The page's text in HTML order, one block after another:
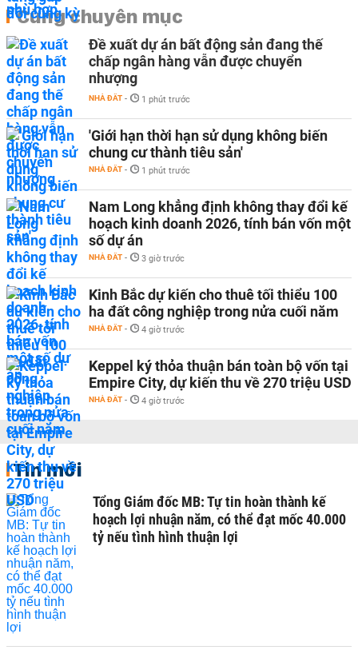
Cùng chuyên mục
Đề xuất dự án bất động sản đang thế
chấp ngân hàng vẫn được chuyển
nhượng
NHÀ ĐẤT - 1 phút trước
'Giới hạn thời hạn sử dụng không biến
chung cư thành tiêu sản'
NHÀ ĐẤT - 1 phút trước
Nam Long khẳng định không thay đổi kế
hoạch kinh doanh 2026, tính bán vốn một
số dự án
NHÀ ĐẤT - 3 giờ trước
Kinh Bắc dự kiến cho thuê tối thiểu 100
ha đất công nghiệp trong nửa cuối năm
NHÀ ĐẤT - 4 giờ trước
Keppel ký thỏa thuận bán toàn bộ vốn tại
Empire City, dự kiến thu về 270 triệu USD
NHÀ ĐẤT - 4 giờ trước
Tin mới
Tổng Giám đốc MB: Tự tin hoàn thành kế
hoạch lợi nhuận năm, có thể đạt mốc 40.000
tỷ nếu tình hình thuận lợi